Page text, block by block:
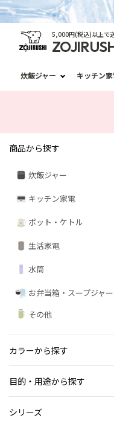
5,000円(税込)以上で
炊飯ジャー キッチン
商品から探す
炊飯ジャー
キッチン家電
ポット・ケトル
生活家電
水筒
お弁当箱・スープジャー
その他
カラーから探す
目的・用途から探す
シリーズ